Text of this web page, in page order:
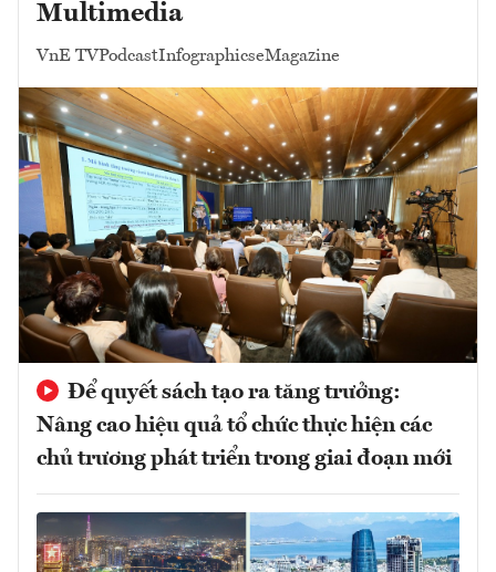
Multimedia
VnE TVPodcastInfographicseMagazine
Để quyết sách tạo ra tăng trưởng:
Nâng cao hiệu quả tổ chức thực hiện các
chủ trương phát triển trong giai đoạn mới